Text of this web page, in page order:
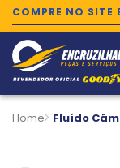
COMPRE NO SITE
Home Fluído